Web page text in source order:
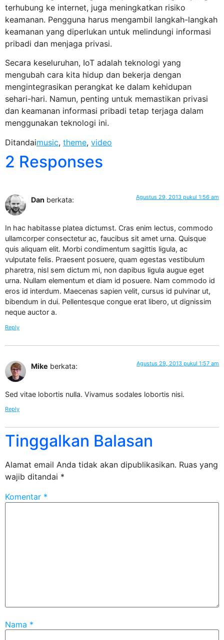
terhubung ke internet, juga meningkatkan risiko
keamanan. Pengguna harus mengambil langkah-langkah
keamanan yang diperlukan untuk melindungi informasi
pribadi dan menjaga privasi.
Secara keseluruhan, IoT adalah teknologi yang
mengubah cara kita hidup dan bekerja dengan
mengintegrasikan perangkat ke dalam kehidupan
sehari-hari. Namun, penting untuk memastikan privasi
dan keamanan informasi pribadi tetap terjaga dalam
menggunakan teknologi ini.
Ditandaimusic, theme, video
2 Responses
Dan berkata: Agustus 29, 2013 pukul 1:56 am
In hac habitasse platea dictumst. Cras enim lectus, commodo
ullamcorper consectetur ac, faucibus sit amet urna. Quisque
quis aliquam elit. Morbi condimentum sagittis ligula, ac
vulputate felis. Praesent posuere, quam egestas vestibulum
pharetra, nisl sem dictum mi, non dapibus ligula augue eget
urna. Nullam elementum et diam id posuere. Nam commodo id
eros id interdum. Maecenas sapien velit, cursus id pulvinar ut,
bibendum in dui. Pellentesque congue erat libero, ut dignissim
neque auctor a.
Reply
Mike berkata: Agustus 29, 2013 pukul 1:57 am
Sed vitae lobortis nulla. Vivamus sodales lobortis nisi.
Reply
Tinggalkan Balasan
Alamat email Anda tidak akan dipublikasikan. Ruas yang
wajib ditandai *
Komentar *
Nama *